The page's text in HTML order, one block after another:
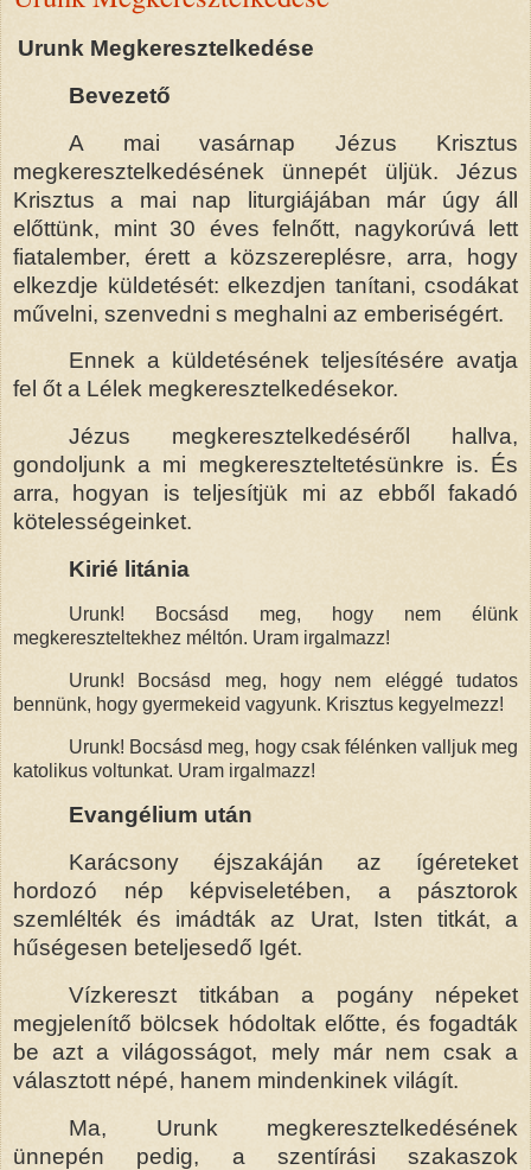
Urunk Megkeresztelkedése
Bevezető
A mai vasárnap Jézus Krisztus
megkeresztelkedésének ünnepét üljük. Jézus
Krisztus a mai nap liturgiájában már úgy áll
előttünk, mint 30 éves felnőtt, nagykorúvá lett
fiatalember, érett a közszereplésre, arra, hogy
elkezdje küldetését: elkezdjen tanítani, csodákat
művelni, szenvedni s meghalni az emberiségért.
Ennek a küldetésének teljesítésére avatja
fel őt a Lélek megkeresztelkedésekor.
Jézus megkeresztelkedéséről hallva,
gondoljunk a mi megkereszteltetésünkre is. És
arra, hogyan is teljesítjük mi az ebből fakadó
kötelességeinket.
Kirié litánia
Urunk! Bocsásd meg, hogy nem élünk
megkereszteltekhez méltón. Uram irgalmazz!
Urunk! Bocsásd meg, hogy nem eléggé tudatos
bennünk, hogy gyermekeid vagyunk. Krisztus kegyelmezz!
Urunk! Bocsásd meg, hogy csak félénken valljuk meg
katolikus voltunkat. Uram irgalmazz!
Evangélium után
Karácsony éjszakáján az ígéreteket
hordozó nép képviseletében, a pásztorok
szemlélték és imádták az Urat, Isten titkát, a
hűségesen beteljesedő Igét.
Vízkereszt titkában a pogány népeket
megjelenítő bölcsek hódoltak előtte, és fogadták
be azt a világosságot, mely már nem csak a
választott népé, hanem mindenkinek világít.
Ma, Urunk megkeresztelkedésének
ünnepén pedig, a szentírási szakaszok